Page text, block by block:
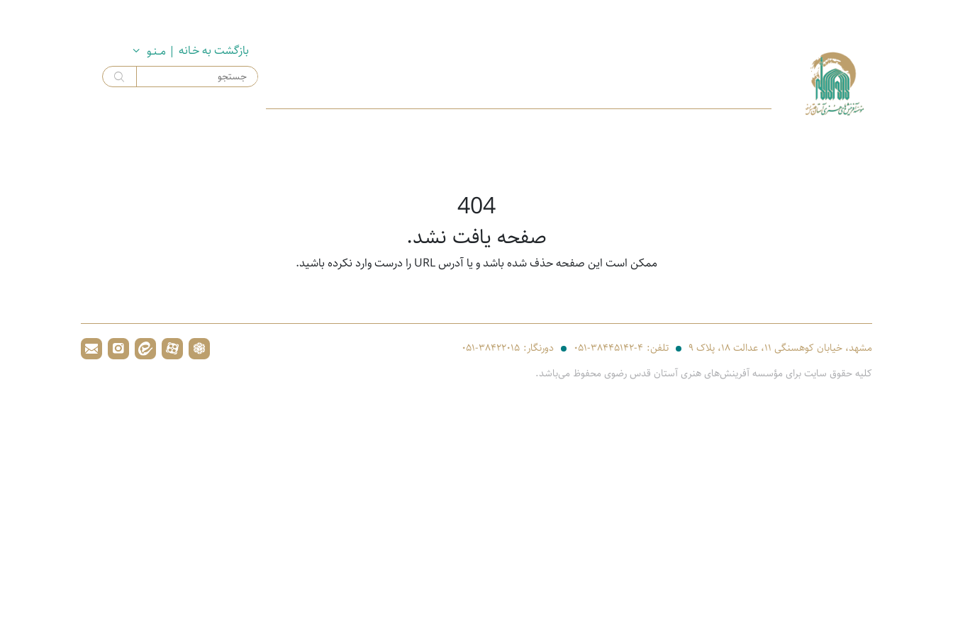
بازگشت به خـانه | مــنـو
404
صفحه یافت نشد.
ممکن است این صفحه حذف شده باشد و یا آدرس URL را درست وارد نکرده باشید.
مشهد، خیابان کوهسنگی ۱۱، عدالت ۱۸، پلاک ۹ تلفن: ۰۵۱-۳۸۴۴۵۱۴۲-۴ دورنگار: ۰۵۱-۳۸۴۲۲۰۱۵
کلیه حقوق سایت برای مؤسسه آفرینش‌های هنری آستان قدس رضوی محفوظ می‌باشد.